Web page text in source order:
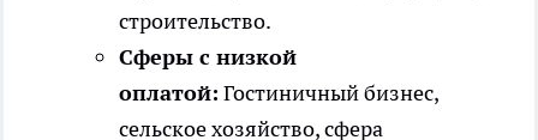
строительство.
Сферы с низкой
оплатой: Гостиничный бизнес,
сельское хозяйство, сфера